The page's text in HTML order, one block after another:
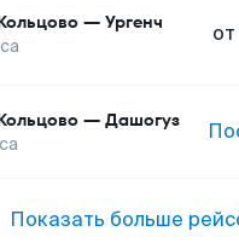
— Ургенч от
— Дашогуз
Показать больше